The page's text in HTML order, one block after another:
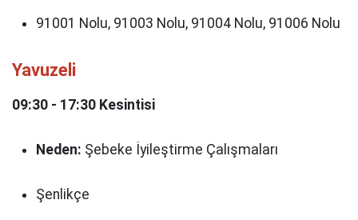
91001 Nolu, 91003 Nolu, 91004 Nolu, 91006 Nolu
Yavuzeli
09:30 - 17:30 Kesintisi
Neden: Şebeke İyileştirme Çalışmaları
Şenlikçe